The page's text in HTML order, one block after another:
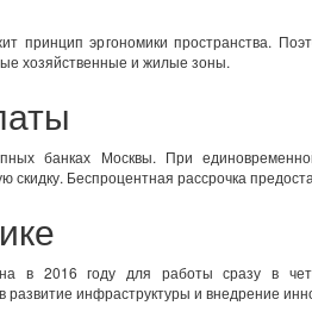
принцип эргономики пространства.
хозяйственные и жилые зоны.
банках Москвы. При
скидку. Беспроцентная рассрочка
в 2016 году для работы сразу в
развитие инфраструктуры и внедрение